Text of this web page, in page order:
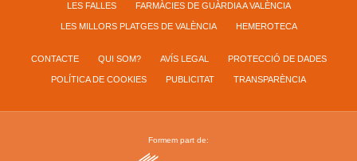
LES FALLES FARMÀCIES DE GUÀRDIA A VALÈNCIA
LES MILLORS PLATGES DE VALÈNCIA HEMEROTECA
CONTACTE QUI SOM? AVÍS LEGAL PROTECCIÓ DE DADES
POLÍTICA DE COOKIES PUBLICITAT TRANSPARÈNCIA
Formem part de: